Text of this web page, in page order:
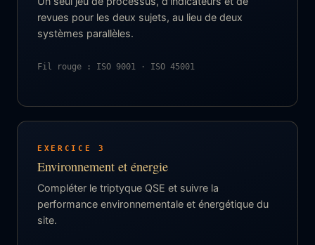
revues pour les deux sujets, au lieu de deux
systèmes parallèles.
Fil rouge : ISO 9001 · ISO 45001
EXERCICE 3
Environnement et énergie
Compléter le triptyque QSE et suivre la
performance environnementale et énergétique du
site.